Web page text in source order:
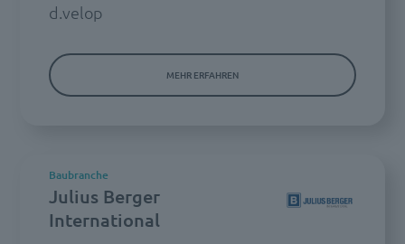
d.velop
MEHR ERFAHREN
Julius Berger
International
Baubranche